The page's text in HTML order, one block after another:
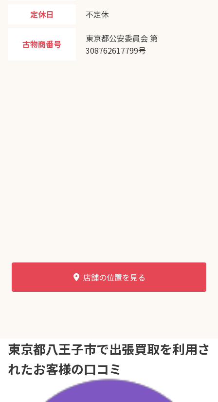
定休日 不定休
古物商番号
東京都公安委員会 第
308762617799号
店舗の位置を見る
東京都八王子市で出張買取を利用さ
れたお客様の口コミ